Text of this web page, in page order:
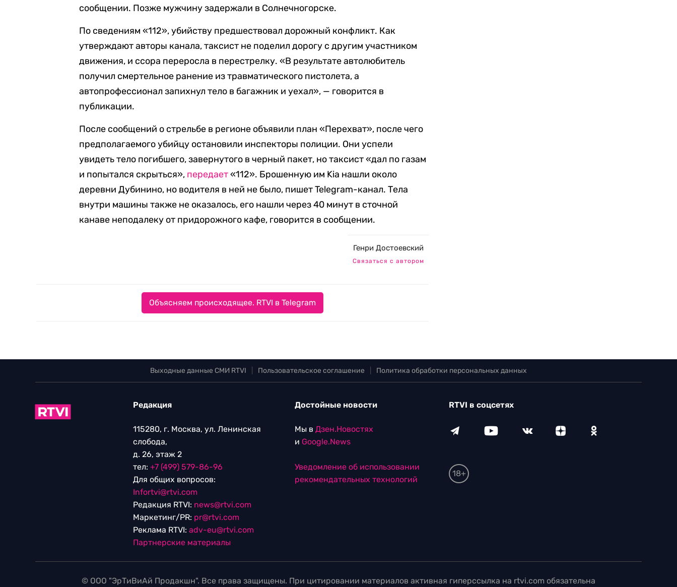
сообщении. Позже мужчину задержали в Солнечногорске.
По сведениям «112», убийству предшествовал дорожный конфликт. Как
утверждают авторы канала, таксист не поделил дорогу с другим участником
движения, и ссора переросла в перестрелку. «В результате автолюбитель
получил смертельное ранение из травматического пистолета, а
автопрофессионал запихнул тело в багажник и уехал», — говорится в
публикации.
После сообщений о стрельбе в регионе объявили план «Перехват», после чего
предполагаемого убийцу остановили инспекторы полиции. Они успели
увидеть тело погибшего, завернутого в черный пакет, но таксист «дал по газам
и попытался скрыться», передает«112». Брошенную им Kia нашли около
деревни Дубинино, но водителя в ней не было, пишет Telegram-канал. Тела
внутри машины также не оказалось, его нашли через 40 минут в сточной
канаве неподалеку от придорожного кафе, говорится в сообщении.
Генри Достоевский
Связаться с автором
Объясняем происходящее. RTVI в Telegram
Выходные данные СМИ RTVI Пользовательское соглашение Политика обработки персональных данных
Редакция
115280, г. Москва, ул. Ленинская
слобода,
д. 26, этаж 2
тел: +7 (499) 579-86-96
Для общих вопросов:
Infortvi@rtvi.com
Редакция RTVI: news@rtvi.com
Маркетинг/PR: pr@rtvi.com
Реклама RTVI: adv-eu@rtvi.com
Партнерские материалы
Достойные новости
Мы в Дзен.Новостях
и Google.News
Уведомление об использовании
рекомендательных технологий
RTVI в соцсетях
18+
© ООО "ЭрТиВиАй Продакшн". Все права защищены. При цитировании материалов активная гиперссылка на rtvi.com обязательна